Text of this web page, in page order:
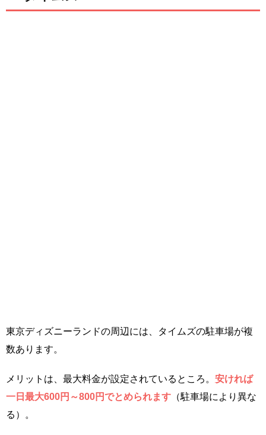
東京ディズニーランドの周辺には、タイムズの駐車場が複
数あります。
メリットは、最大料金が設定されているところ。 安ければ
一日最大600円～800円でとめられます （駐車場により異な
る）。